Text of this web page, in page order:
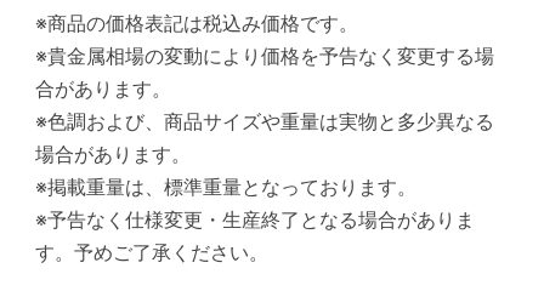
※商品の価格表記は税込み価格です。
※貴金属相場の変動により価格を予告なく変更する場
合があります。
※色調および、商品サイズや重量は実物と多少異なる
場合があります。
※掲載重量は、標準重量となっております。
※予告なく仕様変更・生産終了となる場合がありま
す。予めご了承ください。